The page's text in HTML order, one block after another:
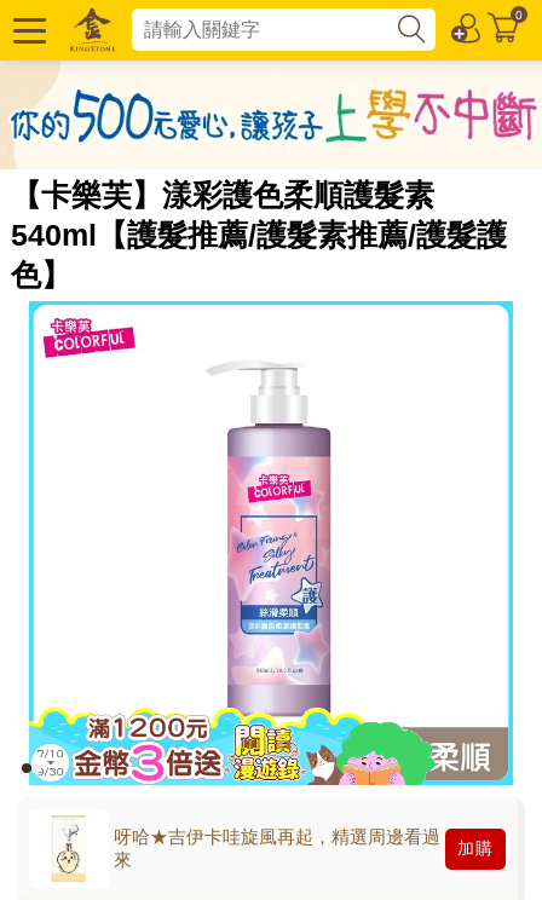
0
【卡樂芙】漾彩護色柔順護髮素
540ml【護髮推薦/護髮素推薦/護髮護
色】
呀哈★吉伊卡哇旋風再起，精選周邊看過
來
加購